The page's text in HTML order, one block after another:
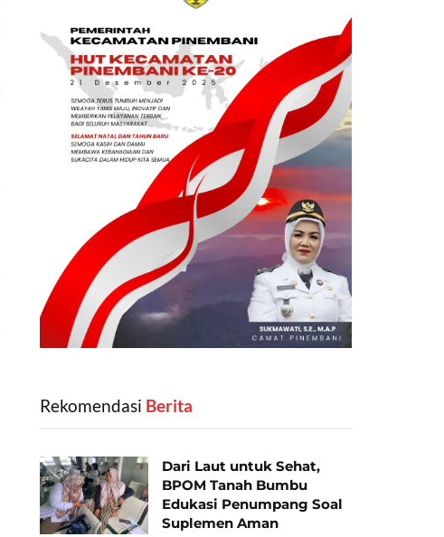
Rekomendasi ‎ Berita
Dari Laut untuk Sehat,
BPOM Tanah Bumbu
Edukasi Penumpang Soal
Suplemen Aman